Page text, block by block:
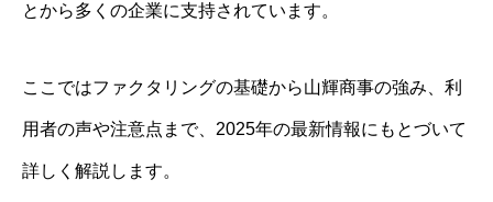
とから多くの企業に支持されています。
ここではファクタリングの基礎から山輝商事の強み、利
用者の声や注意点まで、2025年の最新情報にもとづいて
詳しく解説します。